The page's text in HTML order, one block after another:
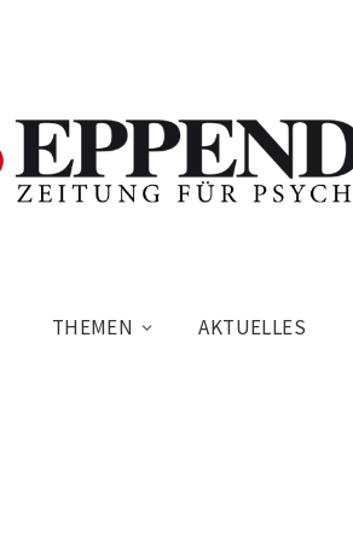
THEMEN AKTUELLES